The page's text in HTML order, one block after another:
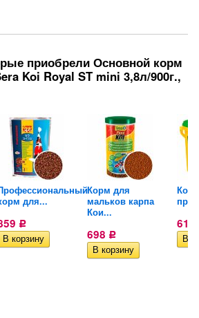
приобрели Основной корм
Koi Royal ST mini 3,8л/900г.,
для...
Р
Корм для
мальков карпа
Кои...
698 Р
611